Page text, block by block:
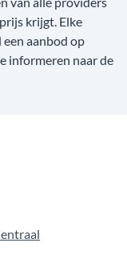
krijgt. Elke
aanbod op
informeren naar de